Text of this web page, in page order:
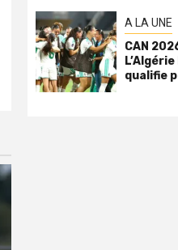
A LA UNE
CAN
qualifie